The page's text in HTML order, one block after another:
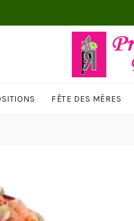
FÊTE DES MÈRES